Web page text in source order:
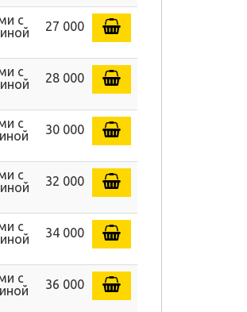
с
27 000
с
28 000
с
30 000
с
32 000
с
34 000
с
36 000